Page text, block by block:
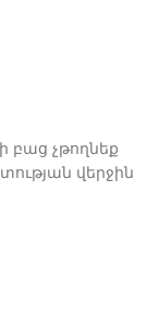
բաց չթողնեք
վերջին